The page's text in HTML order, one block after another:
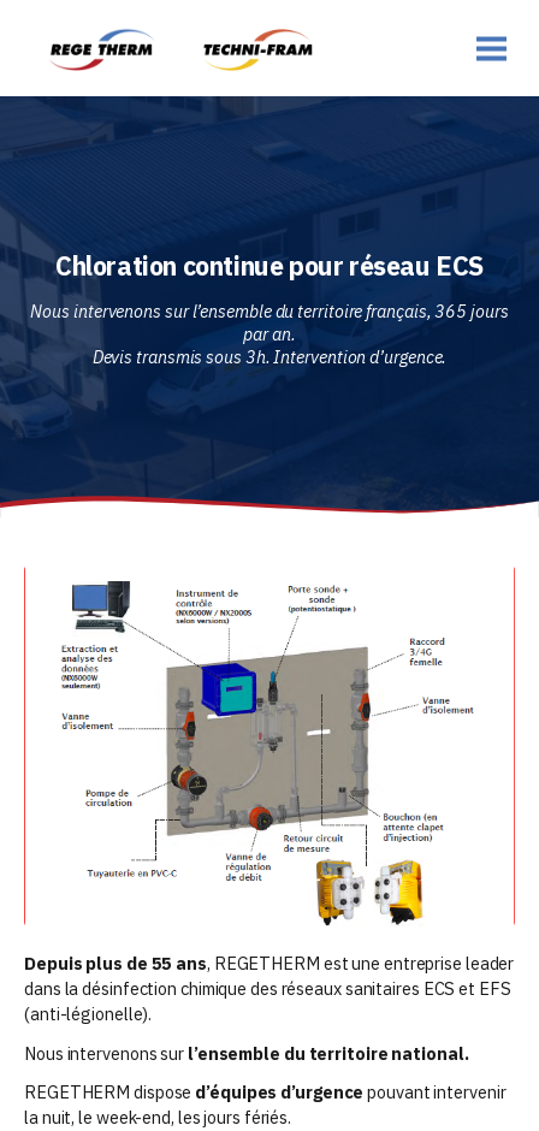
Chloration continue pour réseau ECS
Nous intervenons sur l’ensemble du territoire français, 365 jours
par an.
Devis transmis sous 3h. Intervention d’urgence.
Depuis plus de 55 ans, REGETHERM est une entreprise leader
dans la désinfection chimique des réseaux sanitaires ECS et EFS
(anti-légionelle).
Nous intervenons sur l’ensemble du territoire national.
REGETHERM dispose d’équipes d’urgence pouvant intervenir
la nuit, le week-end, les jours fériés.